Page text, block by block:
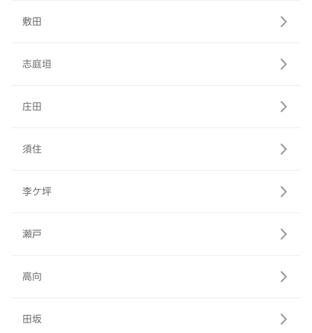
敷田
志庭垣
庄田
須住
李ケ坪
瀬戸
高向
田坂